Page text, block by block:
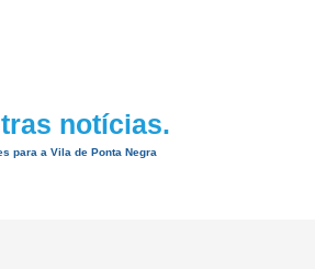
notícias.
para a Vila de Ponta Negra